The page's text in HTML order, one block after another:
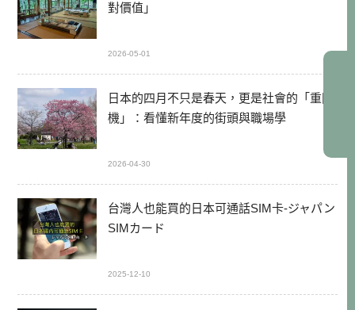
對價值」
2026-05-01
日本的四月不只是春天，更是社會的「重開
機」：看懂新年度的街頭與職場學
2026-04-30
台灣人也能買的日本可通話SIM卡-ジャパン
SIMカード
2025-12-10